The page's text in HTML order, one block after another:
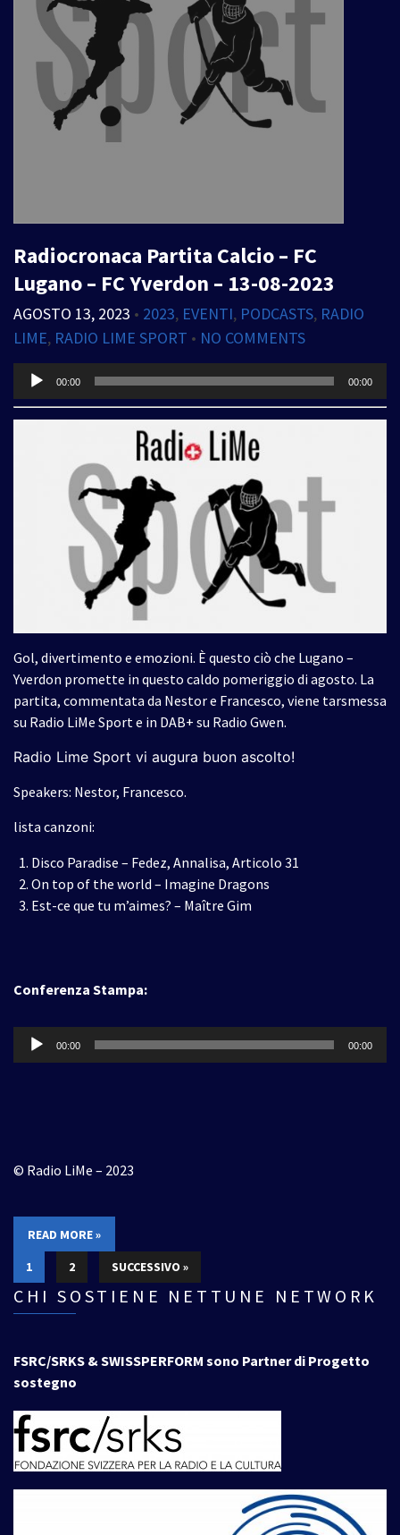
Radiocronaca Partita Calcio – FC
Lugano – FC Yverdon – 13-08-2023
AGOSTO 13, 2023 • 2023, EVENTI, PODCASTS, RADIO
LIME, RADIO LIME SPORT • NO COMMENTS
Audio
Player
00:00 00:00
Gol, divertimento e emozioni. È questo ciò che Lugano –
Yverdon promette in questo caldo pomeriggio di agosto. La
partita, commentata da Nestor e Francesco, viene tarsmessa
su Radio LiMe Sport e in DAB+ su Radio Gwen.
Radio Lime Sport vi augura buon ascolto!
Speakers: Nestor, Francesco.
lista canzoni:
Disco Paradise – Fedez, Annalisa, Articolo 31
On top of the world – Imagine Dragons
Est-ce que tu m’aimes? – Maître Gim
Conferenza Stampa:
Audio
Player
00:00 00:00
© Radio LiMe – 2023
READ MORE »
1
2 SUCCESSIVO »
CHI SOSTIENE NETTUNE NETWORK
FSRC/SRKS & SWISSPERFORM sono Partner di Progetto
sostegno